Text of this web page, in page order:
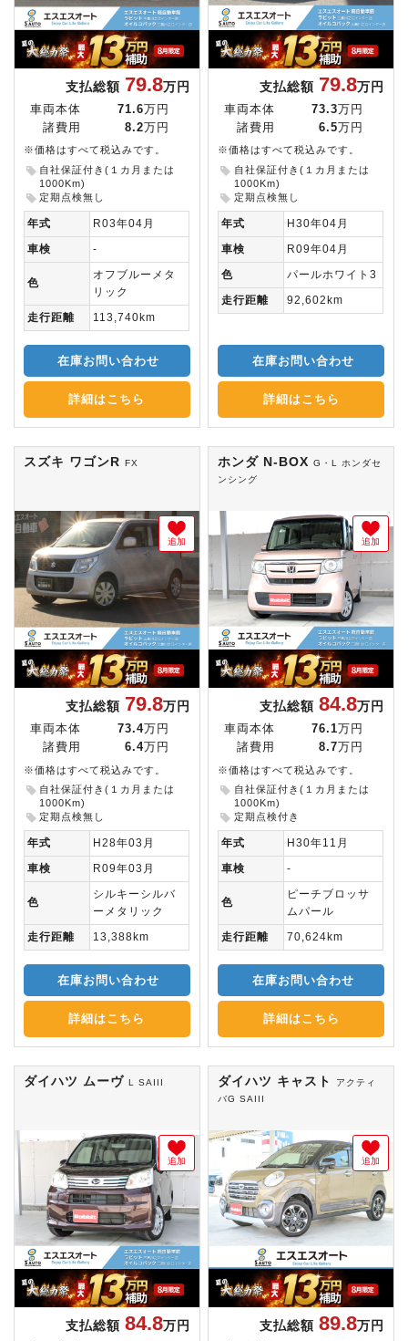
支払総額 79.8万円
車両本体 71.6 万円
諸費用
8.2 万円
※価格はすべて税込みです。
自社保証付き(１カ月または
1000Km)
定期点検無し
年式
R03年04月
車検
-
色
オフブルーメタ
リック
走行距離
113,740km
在庫お問い合わせ
詳細はこちら
支払総額 79.8万円
車両本体 73.3 万円
諸費用
6.5 万円
※価格はすべて税込みです。
自社保証付き(１カ月または
1000Km)
定期点検無し
年式
H30年04月
車検
R09年04月
色
パールホワイト3
走行距離
92,602km
在庫お問い合わせ
詳細はこちら
スズキ ワゴンR FX
追加
支払総額 79.8万円
車両本体 73.4万円
諸費用
6.4万円
※価格はすべて税込みです。
自社保証付き(１カ月または
1000Km)
定期点検無し
年式
H28年03月
車検
R09年03月
色
シルキーシルバ
ーメタリック
走行距離
13,388km
在庫お問い合わせ
詳細はこちら
ホンダ N-BOXG・L ホンダセ
ンシング
追加
支払総額 84.8万円
車両本体 76.1 万円
諸費用
8.7 万円
※価格はすべて税込みです。
自社保証付き(１カ月または
1000Km)
定期点検付き
年式
H30年11月
車検
-
色
ピーチブロッサ
ムパール
走行距離
70,624km
在庫お問い合わせ
詳細はこちら
ダイハツ ムーヴ L SAIII
追加
支払総額 84.8万円
ダイハツ キャスト
アクティ
バG SAIII
追加
支払総額 89.8万円